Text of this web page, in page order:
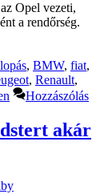
Opel vezeti,
a rendőrség.
, BMW, fiat,
, Renault,
Hozzászólás
akár